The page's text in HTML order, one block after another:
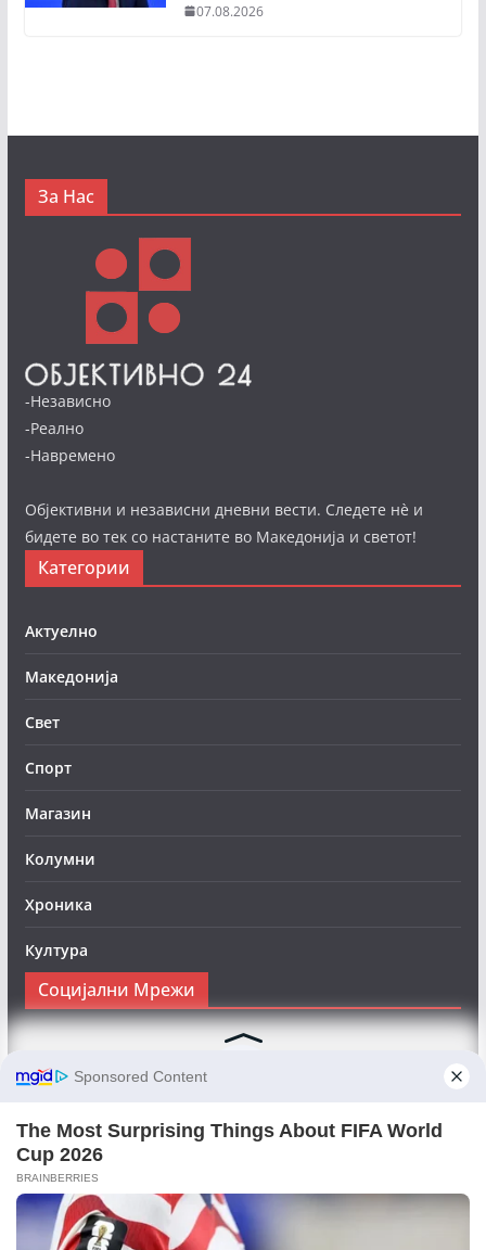
07.08.2026
За Нас
-Независно
-Реално
-Навремено
Објективни и независни дневни вести. Следете нè и
бидете во тек со настаните во Македонија и светот!
Категории
Актуелно
Македонија
Свет
Спорт
Магазин
Колумни
Хроника
Култура
Социјални Мрежи
Следете нè на Фејсбук за да сте во тек со најновите